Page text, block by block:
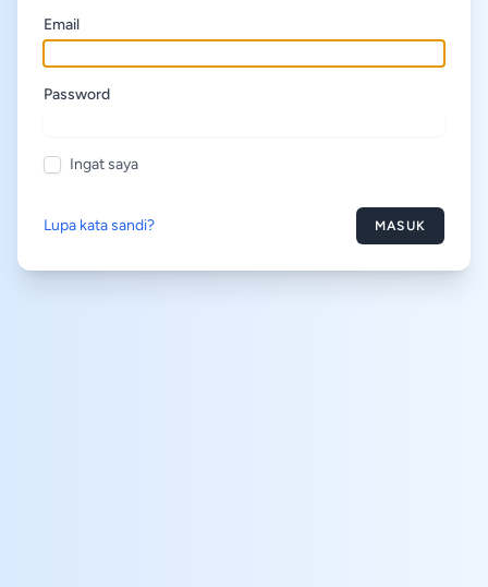
Email
Password
Ingat saya
Lupa kata sandi? MASUK